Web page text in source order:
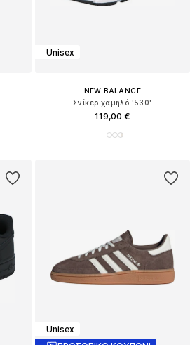
Unisex
NEW BALANCE
Σνίκερ χαμηλό '530'
119,00 €
Unisex